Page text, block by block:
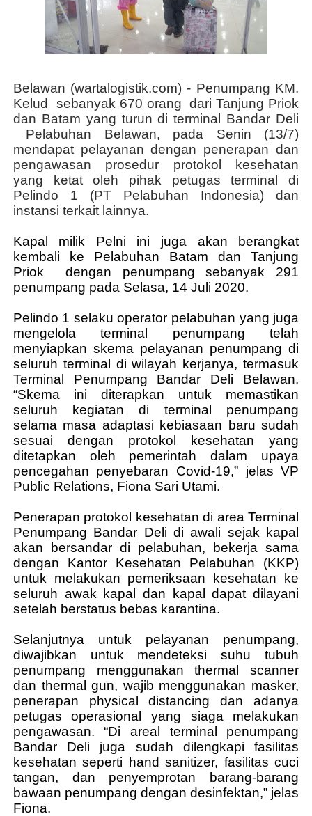
Belawan (wartalogistik.com) - Penumpang KM.
Kelud
sebanyak 670 orang dari Tanjung Priok
dan Batam yang turun di terminal Bandar Deli
Pelabuhan Belawan, pada Senin (13/7)
mendapat pelayanan dengan penerapan dan
pengawasan prosedur protokol kesehatan
yang ketat oleh pihak petugas terminal di
Pelindo 1 (PT Pelabuhan Indonesia) dan
instansi terkait lainnya.
Kapal milik Pelni ini juga akan berangkat
kembali ke Pelabuhan Batam dan Tanjung
Priok dengan penumpang sebanyak 291
penumpang pada Selasa, 14 Juli 2020.
Pelindo 1 selaku operator pelabuhan yang juga
mengelola terminal penumpang telah
menyiapkan skema pelayanan penumpang di
seluruh terminal di wilayah kerjanya, termasuk
Terminal Penumpang Bandar Deli Belawan.
“Skema ini diterapkan untuk memastikan
seluruh kegiatan di terminal penumpang
selama masa adaptasi kebiasaan baru sudah
sesuai dengan protokol kesehatan yang
ditetapkan oleh pemerintah dalam upaya
pencegahan penyebaran Covid-19,” jelas VP
Public Relations, Fiona Sari Utami.
Penerapan protokol kesehatan di area Terminal
Penumpang Bandar Deli di awali sejak kapal
akan bersandar di pelabuhan, bekerja sama
dengan Kantor Kesehatan Pelabuhan (KKP)
untuk melakukan pemeriksaan kesehatan ke
seluruh awak kapal dan kapal dapat dilayani
setelah berstatus bebas karantina.
Selanjutnya untuk pelayanan penumpang,
diwajibkan untuk mendeteksi suhu tubuh
penumpang menggunakan thermal scanner
dan thermal gun, wajib menggunakan masker,
penerapan physical distancing dan adanya
petugas operasional yang siaga melakukan
pengawasan. “Di areal terminal penumpang
Bandar Deli juga sudah dilengkapi fasilitas
kesehatan seperti hand sanitizer, fasilitas cuci
tangan, dan penyemprotan barang-barang
bawaan penumpang dengan desinfektan,” jelas
Fiona.